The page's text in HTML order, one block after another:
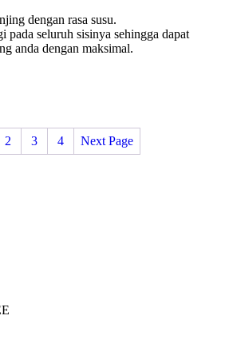
dengan rasa susu.
pada seluruh sisinya sehingga dapat
anda dengan maksimal.
2 3 4 Next Page